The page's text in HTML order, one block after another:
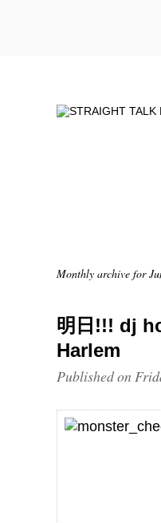
Monthly archive for
明日!!! dj
Harlem
Published on